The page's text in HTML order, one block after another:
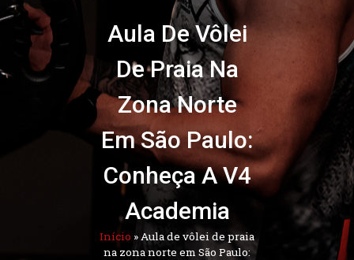
Aula De Vôlei
De Praia Na
Zona Norte
Em São Paulo:
Conheça A V4
Academia
Início »Aula de vôlei de praia
na zona norte em São Paulo: